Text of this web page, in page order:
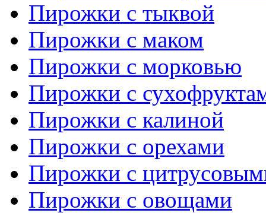
Пирожки с тыквой
Пирожки с маком
Пирожки с морковью
Пирожки с
Пирожки с калиной
Пирожки с орехами
Пирожки с
Пирожки с овощами